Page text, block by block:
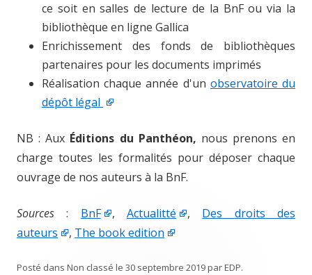
ce soit en salles de lecture de la BnF ou via la
bibliothèque en ligne Gallica
Enrichissement des fonds de bibliothèques
partenaires pour les documents imprimés
Réalisation chaque année d'un observatoire du
dépôt légal
NB : Aux Éditions du Panthéon, nous prenons en
charge toutes les formalités pour déposer chaque
ouvrage de nos auteurs à la BnF.
Sources : BnF ,Actualitté , Des droits des
auteurs
, The book edition
Posté dans Non classé le 30 septembre 2019parEDP.